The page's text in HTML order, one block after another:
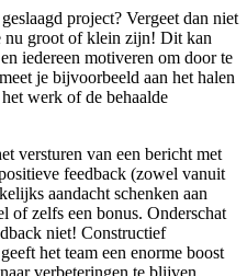
project? Vergeet dan niet
nu groot of klein zijn! Dit kan
iedereen motiveren om door te
je bijvoorbeeld aan het halen
werk of de behaalde
versturen van een bericht met
feedback (zowel vanuit
aandacht schenken aan
of zelfs een bonus. Onderschat
niet! Constructief
het team een enorme boost
verbeteringen te blijven